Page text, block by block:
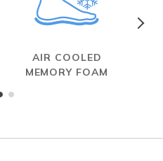
AIR COOLED
MEMORY FOAM